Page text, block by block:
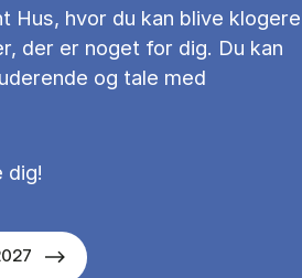
Hus, hvor du kan blive klogere
der er noget for dig. Du kan
og tale med
dig!